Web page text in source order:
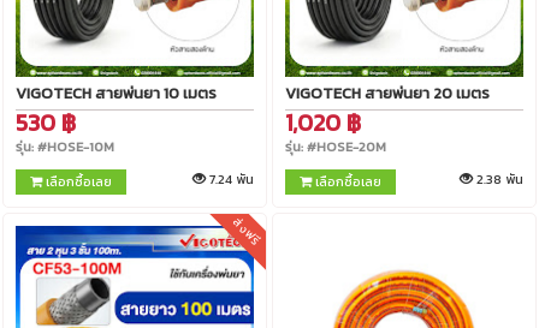
VIGOTECH สายพ่นยา 10 เมตร
530 ฿
รุ่น: #HOSE-10M
เลือกซื้อเลย
7.24 พัน
VIGOTECH สายพ่นยา 20 เมตร
1,020 ฿
รุ่น: #HOSE-20M
เลือกซื้อเลย
2.38 พัน
ส่งฟรี